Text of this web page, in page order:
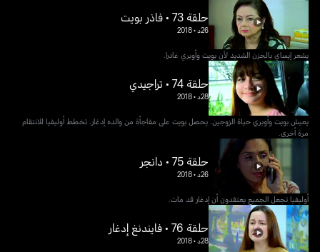
حلقة 73 • فاذر بويت
26د •
2018
يشعر إيساي بالحزن الشديد لأن بويت وأوبري غادرا.
حلقة 74 • تراجيدي
28د •
2018
يعيش بويت وأوبري حياة الزوجين. يحصل بويت على مفاجأة من والده إدغار. تخطط أوليفيا للانتقام
مرة أخرى.
حلقة 75 • دانجر
26د •
2018
أوليفيا تجعل الجميع يعتقدون أن إدغار قد مات.
حلقة 76 • فايندنغ إدغار
28د •
2018